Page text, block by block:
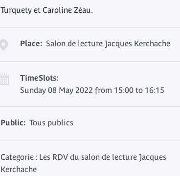
Turquety et Caroline Zéau.
Place: Salon de lecture Jacques Kerchache
TimeSlots:
Sunday 08 May 2022 from 15:00 to 16:15
Public: Tous publics
Categorie : Les RDV du salon de lecture Jacques
Kerchache